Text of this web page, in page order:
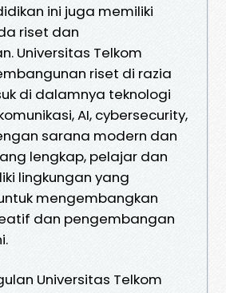
ini juga memiliki
riset dan
Universitas Telkom
riset di razia
di dalamnya teknologi
AI, cybersecurity,
sarana modern dan
lengkap, pelajar dan
lingkungan yang
mengembangkan
dan pengembangan
Universitas Telkom